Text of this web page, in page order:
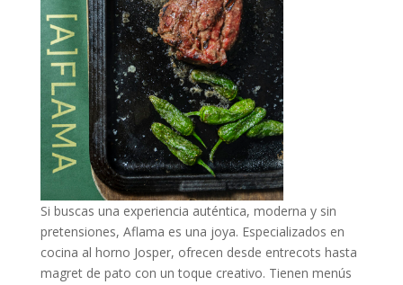
Si buscas una experiencia auténtica, moderna y sin
pretensiones, Aflama es una joya. Especializados en
cocina al horno Josper, ofrecen desde entrecots hasta
magret de pato con un toque creativo. Tienen menús